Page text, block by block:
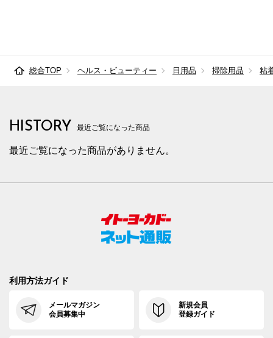
総合TOP ヘルス・ビューティー 日用品 掃除用品 粘
HISTORY 最近ご覧になった商品
最近ご覧になった商品がありません。
利用方法ガイド
メールマガジン
会員募集中
新規会員
登録ガイド